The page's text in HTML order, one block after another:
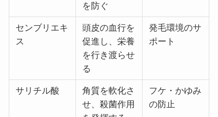
を防ぐ
センブリエキ
ス
頭皮の血行を
促進し、栄養
を行き渡らせ
る
発毛環境のサ
ポート
サリチル酸
角質を軟化さ
せ、殺菌作用
フケ・かゆみ
の防止